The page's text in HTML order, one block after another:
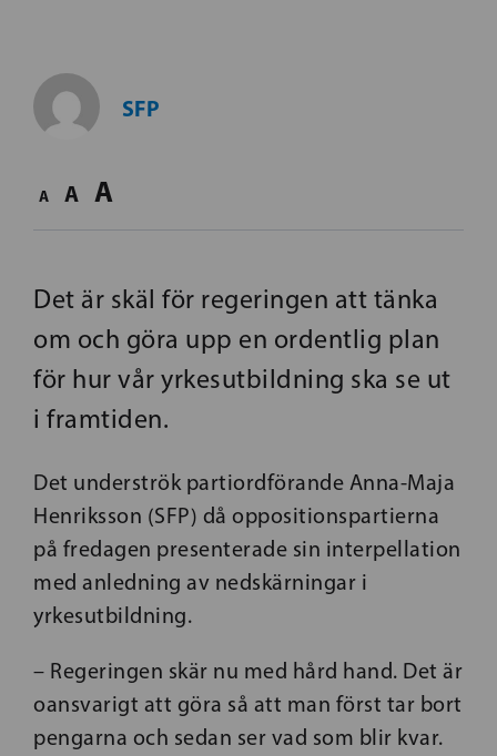
SFP
A A A
Det är skäl för regeringen att tänka
om och göra upp en ordentlig plan
för hur vår yrkesutbildning ska se ut
i framtiden.
Det underströk partiordförande Anna-Maja
Henriksson (SFP) då oppositionspartierna
på fredagen presenterade sin interpellation
med anledning av nedskärningar i
yrkesutbildning.
– Regeringen skär nu med hård hand. Det är
oansvarigt att göra så att man först tar bort
pengarna och sedan ser vad som blir kvar.